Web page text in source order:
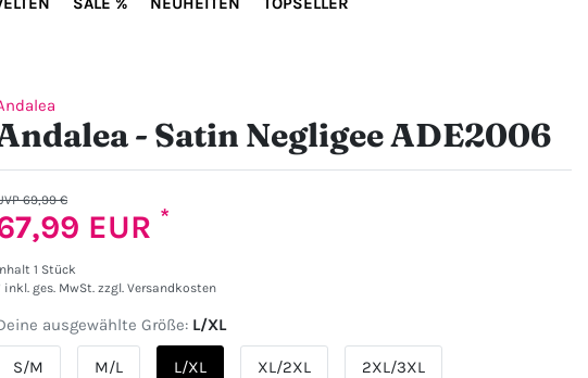
- Satin Negligee ADE2006
69,99 €
EUR *
1 Stück
inkl. ges. MwSt. zzgl. Versandkosten
ausgewählte Größe: L/XL
S/M M/L L/XL XL/2XL 2XL/3XL